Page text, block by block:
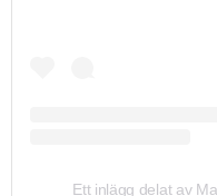
Ett inlägg delat av